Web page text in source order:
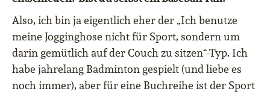
Also, ich bin ja eigentlich eher der „Ich benutze
meine Jogginghose nicht für Sport, sondern um
darin gemütlich auf der Couch zu sitzen“-Typ. Ich
habe jahrelang Badminton gespielt (und liebe es
noch immer), aber für eine Buchreihe ist der Sport